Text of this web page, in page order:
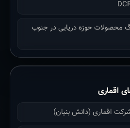
محصولات حوزه دریایی در جنوب
اقماری
اقماری (دانش بنیان)